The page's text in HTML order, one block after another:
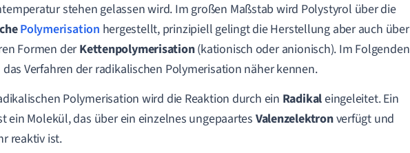
stehen gelassen wird. Im großen Maßstab wird Polystyrol über die
Polymerisation hergestellt, prinzipiell gelingt die Herstellung aber auch über
Formen derKettenpolymerisation(kationisch oder anionisch). Im Folgenden
Verfahren der radikalischen Polymerisation näher kennen.
Polymerisation wird die Reaktion durch ein Radikaleingeleitet. Ein
ein Molekül, das über ein einzelnes ungepaartes Valenzelektronverfügt und
reaktiv ist.